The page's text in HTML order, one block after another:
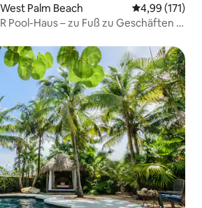
Palm Beach
4,99 (171)
Pool-Haus – zu Fuß zu Geschäften +